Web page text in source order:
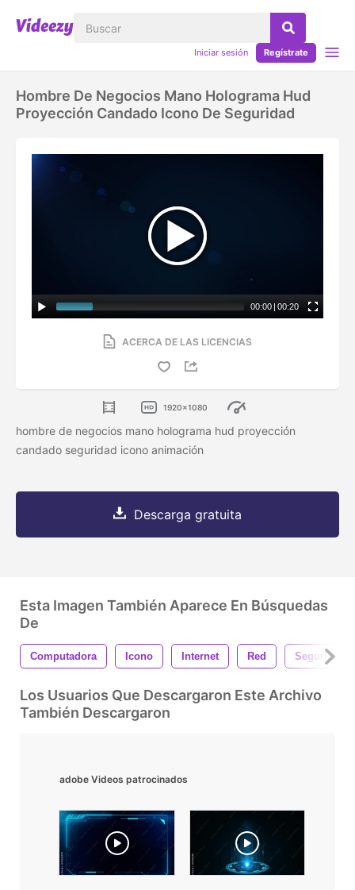
Iniciar sesión Regístrate
Hombre De Negocios Mano Holograma Hud
Proyección Candado Icono De Seguridad
00:00 | 00:20
ACERCA DE LAS LICENCIAS
1920x1080
hombre de negocios mano holograma hud proyección
candado seguridad icono animación
Descarga gratuita
Esta Imagen También Aparece En Búsquedas
De
Computadora Icono Internet Red Seguridad
Los Usuarios Que Descargaron Este Archivo
También Descargaron
adobe Videos patrocinados